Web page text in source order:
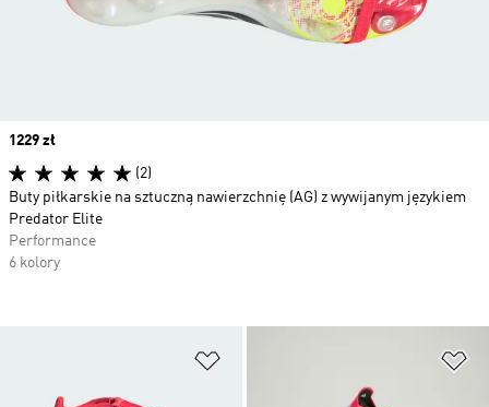
Price
1229 zł
(2)
Buty piłkarskie na sztuczną nawierzchnię (AG) z wywijanym językiem
Predator Elite
Performance
6 kolory